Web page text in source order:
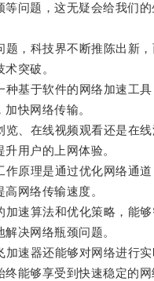
等问题，这无疑会给我们
，科技界不断推陈出新，
突破。
基于软件的网络加速工具
快网络传输。
、在线视频观看还是在线
用户的上网体验。
原理是通过优化网络通道
网络传输速度。
速算法和优化策略，能够
决网络瓶颈问题。
速器还能够对网络进行实
能够享受到快速稳定的网